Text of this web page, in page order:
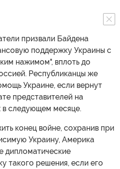
призвали Байдена
поддержку Украины с
нажимом", вплоть до
Республиканцы же
Украине, если вернут
представителей на
следующем месяце.
конец войне, сохранив при
Украину, Америка
дипломатические
такого решения, если его